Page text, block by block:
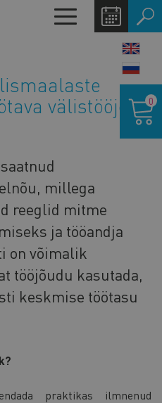
Toggle
navigation
välistööjõu
millega
reeglid mitme
ja tööandja
on võimalik
tööjõudu kasutada,
keskmise töötasu
praktikas ilmnenud
0